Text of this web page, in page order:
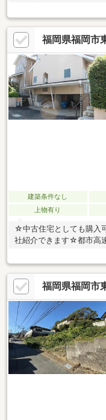
ラッグストア、スーパー
沿線以上利用可、土地50
住宅地、角地、整形地、
福岡県福岡市
建築条件なし
上物有り
☆中古住宅としても購入
社紹介できます☆都市高
福岡県福岡市